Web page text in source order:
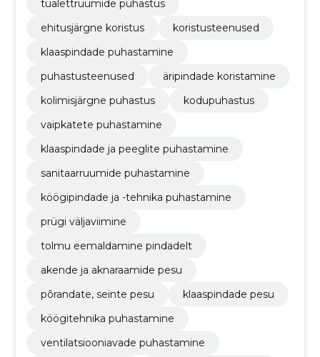
tualettruumide puhastus
ehitusjärgne koristus
koristusteenused
klaaspindade puhastamine
puhastusteenused
äripindade koristamine
kolimisjärgne puhastus
kodupuhastus
vaipkatete puhastamine
klaaspindade ja peeglite puhastamine
sanitaarruumide puhastamine
köögipindade ja -tehnika puhastamine
prügi väljaviimine
tolmu eemaldamine pindadelt
akende ja aknaraamide pesu
põrandate, seinte pesu
klaaspindade pesu
köögitehnika puhastamine
ventilatsiooniavade puhastamine